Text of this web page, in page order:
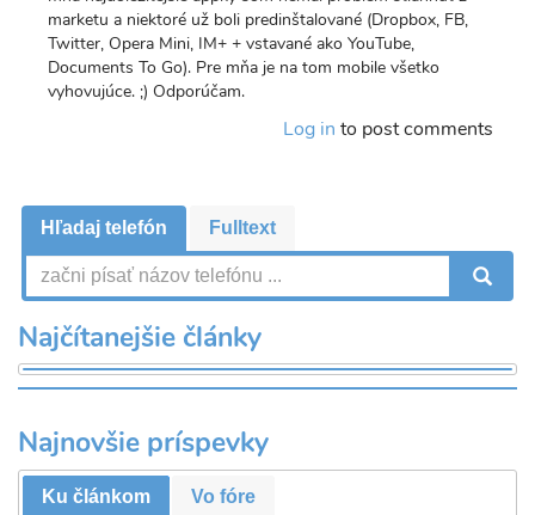
marketu a niektoré už boli predinštalované (Dropbox, FB,
Twitter, Opera Mini, IM+ + vstavané ako YouTube,
Documents To Go). Pre mňa je na tom mobile všetko
vyhovujúce. ;) Odporúčam.
Log in to post comments
Hľadaj telefón Fulltext
Najčítanejšie články
Najnovšie príspevky
Ku článkom Vo fóre